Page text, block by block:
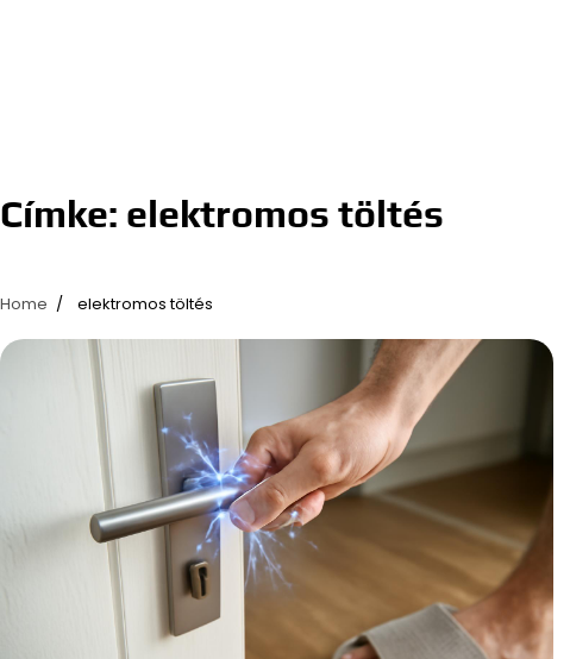
Címke: elektromos töltés
Home elektromos töltés